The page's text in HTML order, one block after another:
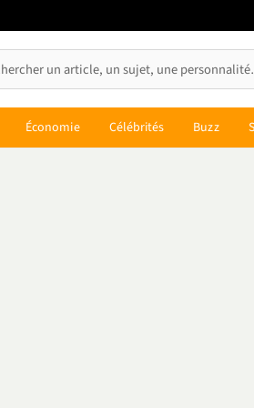
Économie Célébrités Buzz